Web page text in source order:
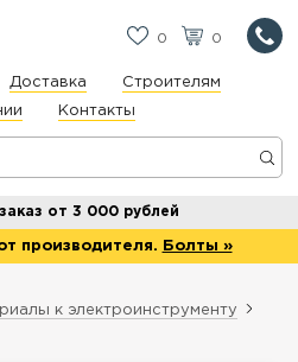
Доставка Строителям
Контакты
0 0
от 3 000 рублей
производителя. Болты »
к электроинструменту